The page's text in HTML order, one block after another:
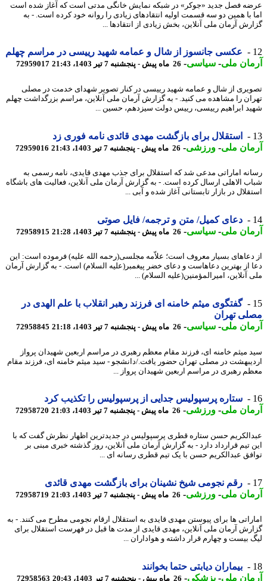
فصل جدید «جوکر» در شبکه نمایش خانگی مدتی است که آغاز شده است
با همین دو سه قسمت اولیه انتقادهای زیادی را روانه خود کرده است. - به
آرمان ملی آنلاین، بخش زیادی از انتقادها ...
عکسی جانسوز از شال و عمامه شهید رییسی در مراسم چهلم
ملی-سیاسی-26 ماه پیش - پنجشنبه 7 تیر 1403، 21:43 72959017
از شال و عمامه شهید رییسی در کنار تصویر شهدای خدمت در مصلی
را مشاهده می کنید. - به گزارش آرمان ملی آنلاین، مراسم بزرگداشت چهلم
ابراهیم رییسی، رییس دولت سیزدهم، حسین ...
استقلال برای بازگشت مهدی قائدی نامه فوری زد
ملی-ورزشی-26 ماه پیش - پنجشنبه 7 تیر 1403، 21:43 72959016
اماراتی مدعی شد که استقلال برای جذب مهدی قایدی، نامه رسمی به
الاهلی ارسال کرده است. - به گزارش آرمان ملی آنلاین، فعالیت های باشگاه
در بازار تابستانی آغاز شده و آبی ...
دعای کمیل/ متن و ترجمه/ فایل صوتی
ملی-سیاسی-26 ماه پیش - پنجشنبه 7 تیر 1403، 21:28 72958915
بسیار معروف است؛ علاّمه مجلسی(رحمه الله علیه) فرموده است: این
از بهترین دعاهاست و دعای خضر پیغمبر(علیه السلام) است. - به گزارش آرمان
آنلاین، امیرالمؤمنین(علیه السلام) ...
گفتگوی میثم خامنه ای فرزند رهبر انقلاب با علم الهدی در
تهران
ملی-سیاسی-26 ماه پیش - پنجشنبه 7 تیر 1403، 21:18 72958845
میثم خامنه ای، فرزند مقام معظم رهبری در مراسم اربعین شهیدان پرواز
در مصلی تهران حضور یافت./دانشجو - سید میثم خامنه ای، فرزند مقام
رهبری در مراسم اربعین شهیدان پرواز ...
ستاره پرسپولیس جدایی از پرسپولیس را تکذیب کرد
ملی-ورزشی-26 ماه پیش - پنجشنبه 7 تیر 1403، 21:03 72958720
حسن ستاره قطری پرسپولیس در جدیدترین اظهار نظرش گفت که با
تیم قرارداد دارد - به گزارش آرمان ملی آنلاین، روز گذشته خبری مبنی بر
عبدالکریم حسن با یک تیم قطری رسانه ای ...
رقم نجومی شیخ نشینان برای بازگشت مهدی قائدی
ملی-ورزشی-26 ماه پیش - پنجشنبه 7 تیر 1403، 21:03 72958719
ها برای پیوستن مهدی قایدی به استقلال ارقام نجومی مطرح می کنند. - به
آرمان ملی آنلاین، مهدی قایدی از مدت ها قبل در فهرست استقلال برای
بیست و چهارم قرار داشته و هواداران ...
بیماران دیابتی حتما بخوانند
ملی-پزشکی-26 ماه پیش - پنجشنبه 7 تیر 1403، 20:43 72958563